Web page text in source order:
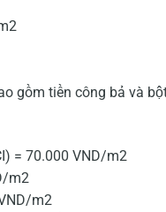
gồm tiền công bả và
= 70.000 VND/m2
m2
m2